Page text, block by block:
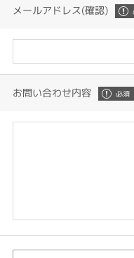
メールアドレス(確認)
お問い合わせ内容